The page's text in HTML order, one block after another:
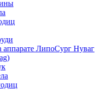
ЛипоСург Нуваг